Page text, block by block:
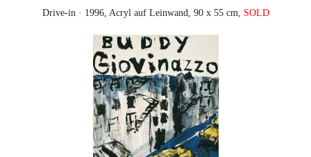
Drive-in · 1996, Acryl auf Leinwand, 90 x 55 cm, SOLD